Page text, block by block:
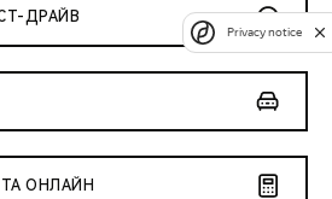
ДРАЙВ
ОНЛАЙН
Privacy notice